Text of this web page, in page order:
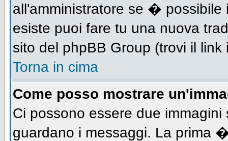
all'amministratore se � possibile
esiste puoi fare tu una nuova
sito del phpBB Group (trovi il
Torna in cima
Come posso mostrare
Ci possono essere due
guardano i messaggi. La prima